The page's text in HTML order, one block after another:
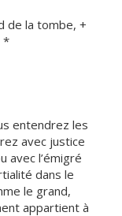
de la tombe, +
*
entendrez les
avec justice
avec l’émigré
dans le
le grand,
appartient à